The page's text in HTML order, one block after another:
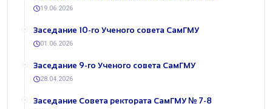
19.06.2026
​Заседание 10-го Ученого совета СамГМУ
01.06.2026
​Заседание 9-го Ученого совета СамГМУ
28.04.2026
​Заседание Совета ректората СамГМУ № 7-8